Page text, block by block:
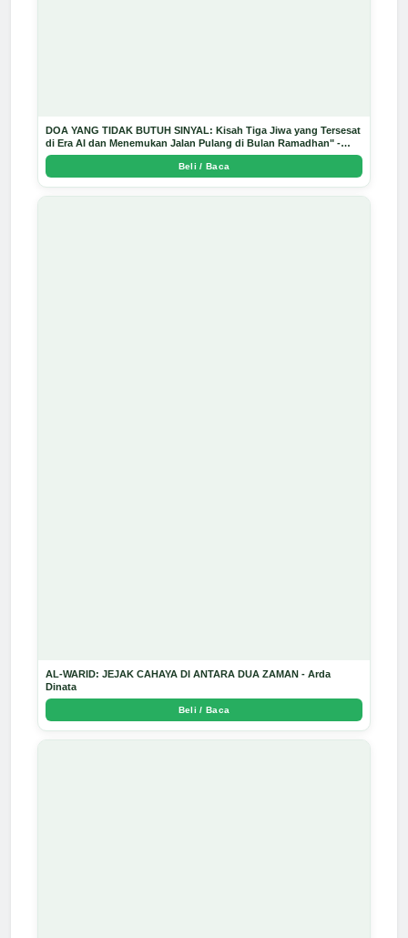
DOA YANG TIDAK BUTUH SINYAL: Kisah Tiga Jiwa yang Tersesat
di Era AI dan Menemukan Jalan Pulang di Bulan Ramadhan" -
Arda Dinata
Beli / Baca
AL-WARID: JEJAK CAHAYA DI ANTARA DUA ZAMAN - Arda
Dinata
Beli / Baca